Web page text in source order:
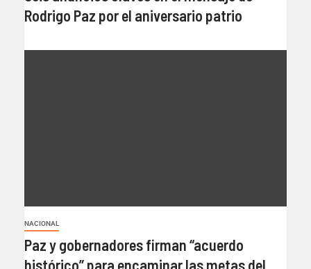
Rodrigo Paz por el aniversario patrio
NACIONAL
Paz y gobernadores firman “acuerdo
histórico” para encaminar las metas del